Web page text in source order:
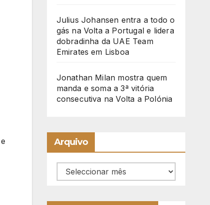
e
Julius Johansen entra a todo o
gás na Volta a Portugal e lidera
dobradinha da UAE Team
Emirates em Lisboa
Jonathan Milan mostra quem
manda e soma a 3ª vitória
consecutiva na Volta a Polónia
Arquivo
Arquivo